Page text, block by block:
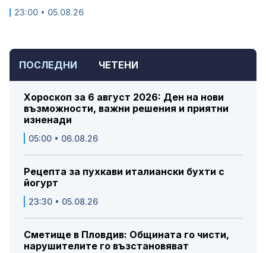
ПОСЛЕДНИ ЧЕТЕНИ
Хороскоп за 6 август 2026: Ден на нови
възможности, важни решения и приятни
изненади
05:00 • 06.08.26
Рецепта за пухкави италиански бухти с
йогурт
23:30 • 05.08.26
Сметище в Пловдив: Общината го чисти,
нарушителите го възстановяват
23:00 • 05.08.26